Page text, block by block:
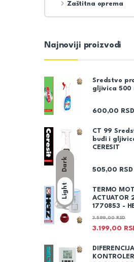
Dark
Light
Zaštitna oprema
Najnoviji proizvodi
Sredstvo
gljivica 500
600,00 RSD
CT 99
buđi i
CERESIT
505,00 RSD
TERMO
ACTUATOR
1770853 -
3.199,00
3.599,00RSD